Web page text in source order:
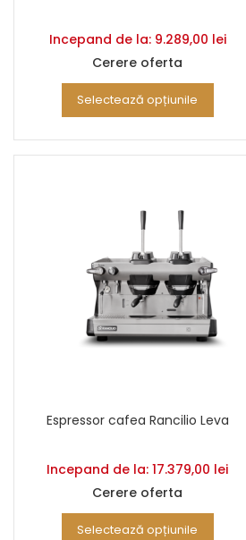
Incepand de la: 9.289,00 lei
Cerere oferta
Selectează opțiunile
Espressor cafea Rancilio Leva
Incepand de la: 17.379,00 lei
Cerere oferta
Selectează opțiunile